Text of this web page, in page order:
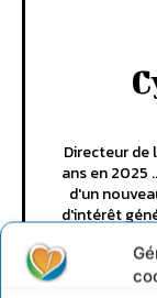
Directeur de
ans en 2025
d'un
d'intérêt
et
proposition